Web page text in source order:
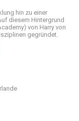
hin zu einer
diesem Hintergrund
von Harry von
gegründet.